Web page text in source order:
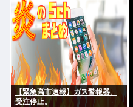
【緊急高市速報】ガス警報器、
受注停止。